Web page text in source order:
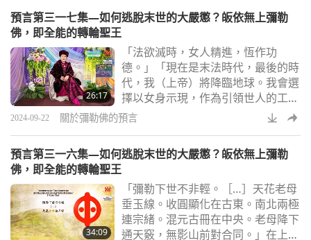
末法時期降臨，帶領眾生脫離苦海。
佛，釋迦牟尼佛預言他最重要的弟子
之一：摩訶迦葉（純素者）將會留駐
於世數千年。根據佛經的記載，摩訶
迦葉尊者會在「滅盡定
預言第三一七集—如何逃脫末世的大嚴懲？皈依無上彌勒
佛，即全能的轉輪聖王
26:17
「法欲滅時，女人精進，恆作功
德。」「現在是末法時代，最後的時
代，我（上帝）將降臨地球。我會選
擇以女身示現，作為引領世人的工
具…」「將會有一位穿著高跟鞋的女
士來引領大道。」在上一集節目中，
預言，說彌勒佛將「臨下凡，不落宰
門與道院，降在寒門草堂內。」此
外，他還會把「金」散到各處。這些
描述與我們最敬愛的清海無上師（純
素者）相符，她出生在一個
2024-09-22 關於彌勒佛的預言
預言第三一六集—如何逃脫末世的大嚴懲？皈依無上彌勒
佛，即全能的轉輪聖王
34:09
「彌勒下世不非輕。［…］天花老母
垂玉線。收圓顯化在古東。南北兩極
連宗緒。混元古冊在中央。老母降下
通天竅，無影山前對合同。」在上一